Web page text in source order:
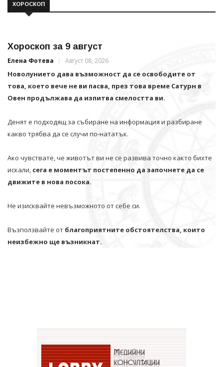
ХОРОСКОП
Хороскоп за 9 август
Елена Фотева Август 08, 2026
Новолунието дава възможност да се освободите от
това, което вече не ви пасва, през това време Сатурн в
Овен продължава да изпитва смелостта ви.
Денят е подходящ за събиране на информация и разбиране
какво трябва да се случи по-нататък.
Ако чувствате, че животът ви не се развива точно както бихте
искали, сега е моментът постепенно да започнете да се
движите в нова посока.
Не изисквайте невъзможното от себе си.
Възползвайте от благоприятните обстоятелства, които
неизбежно ще възникнат.